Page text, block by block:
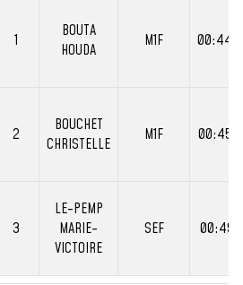
1
BOUTA
HOUDA
M1F
2
BOUCHET
CHRISTELLE
M1F
3
LE-PEMP
MARIE-
VICTOIRE
SEF